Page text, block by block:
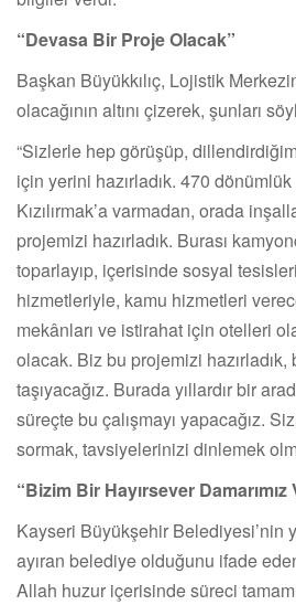
“Devasa Bir Proje Olacak”
Başkan Büyükkılıç, Lojistik
olacağının altını çizerek, şunları
“Sizlerle hep görüşüp,
için yerini hazırladık. 470
Kızılırmak’a varmadan, orada
projemizi hazırladık. Burası
toparlayıp, içerisinde sosyal
hizmetleriyle, kamu hizmetleri
mekânları ve istirahat için otelleri
olacak. Biz bu projemizi hazırladık,
taşıyacağız. Burada yıllardır bir
süreçte bu çalışmayı yapacağız.
sormak, tavsiyelerinizi dinlemek
“Bizim Bir Hayırsever Damarımız
Kayseri Büyükşehir Belediyesi’nin
ayıran belediye olduğunu ifade
Allah huzur içerisinde süreci